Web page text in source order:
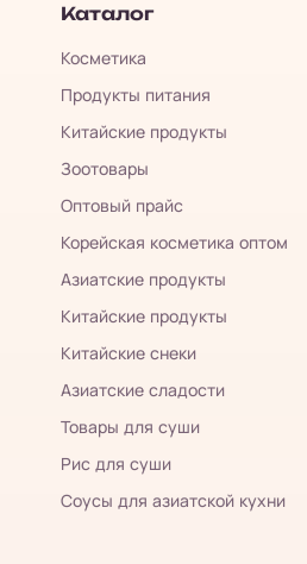
Каталог
Косметика
Продукты питания
Китайские продукты
Зоотовары
Оптовый прайс
Корейская косметика оптом
Азиатские продукты
Китайские продукты
Китайские снеки
Азиатские сладости
Товары для суши
Рис для суши
Соусы для азиатской кухни